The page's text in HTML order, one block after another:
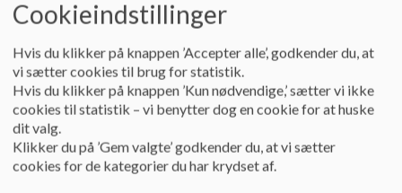
Beskrivelse:
Jeg hedder Susanne Riiser og er trådt ind i
Skovbyskolen, en i udskolingen og en i
indskolingen. Jeg er uddannet ergoterapeut og
arbejder som konsulent og projektleder med
velfærdsteknologi til ældre og handicappede i
engageret mig i børnenes trivsel i deres hverdag,
ikke kun mine egne børn, men fællesskabet
omkring dem. Gennem de seneste 4 år har jeg
Cookieindstillinger
Hvis du klikker på knappen ’Accepter alle’, godkender du, at
vi sætter cookies til brug for statistik.
Hvis du klikker på knappen ’Kun nødvendige,’ sætter vi ikke
cookies til statistik – vi benytter dog en cookie for at huske
dit valg.
Klikker du på ’Gem valgte’ godkender du, at vi sætter
cookies for de kategorier du har krydset af.